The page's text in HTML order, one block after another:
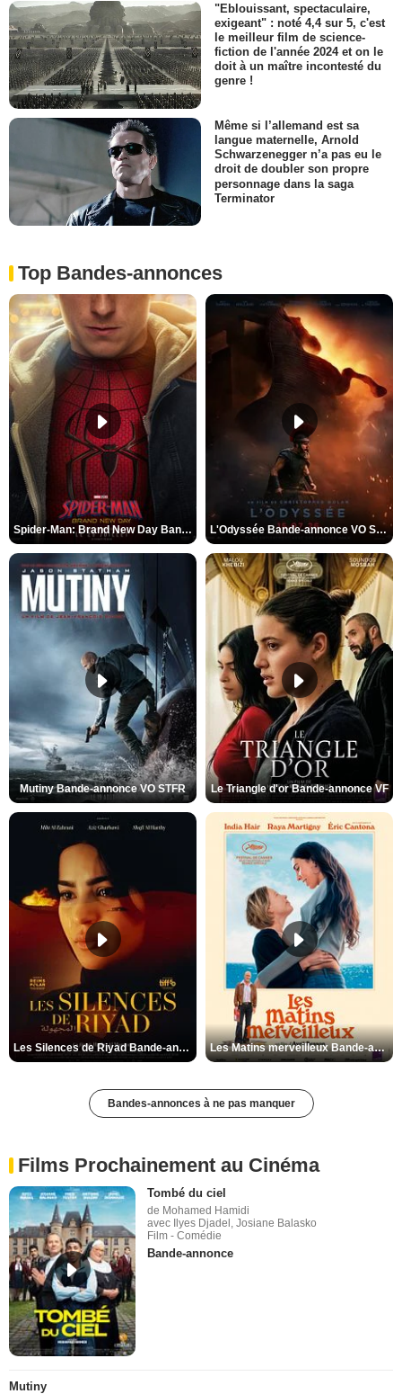
"Eblouissant, spectaculaire,
exigeant" : noté 4,4 sur 5, c'est
le meilleur film de science-
fiction de l'année 2024 et on le
doit à un maître incontesté du
genre !
Même si l’allemand est sa
langue maternelle, Arnold
Schwarzenegger n’a pas eu le
droit de doubler son propre
personnage dans la saga
Terminator
Top Bandes-annonces
Spider-Man: Brand New Day Bande-annonce VO STFR L'Odyssée Bande-annonce VO STFR
Mutiny Bande-annonce VO STFR Le Triangle d'or Bande-annonce VF
Les Silences de Riyad Bande-annonce VO STFR Les Matins merveilleux Bande-annonce VF
Bandes-annonces à ne pas manquer
Films Prochainement au Cinéma
Tombé du ciel
de Mohamed Hamidi
avec Ilyes Djadel, Josiane Balasko
Film - Comédie
Bande-annonce
Mutiny